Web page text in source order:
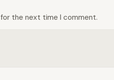
the next time I comment.